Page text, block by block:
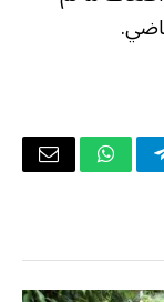
تيلقرامواتسابالبريد